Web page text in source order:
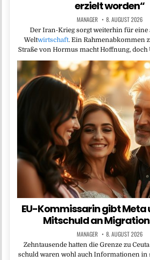
erzielt worden“
MANAGER 8. AUGUST 2026
Der Iran-Krieg sorgt weiterhin für eine
Weltwirtschaft. Ein Rahmenabkommen
Straße von Hormus macht Hoffnung,
EU-Kommissarin gibt Meta
Mitschuld an
MANAGER 8. AUGUST 2026
Zehntausende hatten die Grenze zu
schuld waren wohl auch Informationen in